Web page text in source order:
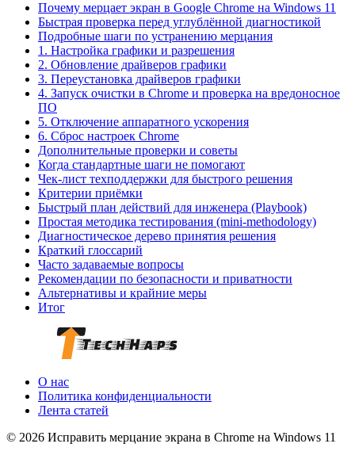
Почему мерцает экран в Google Chrome на Windows 11
Быстрая проверка перед углублённой диагностикой
Подробные шаги по устранению мерцания
1. Настройка графики и разрешения
2. Обновление драйверов графики
3. Переустановка драйверов графики
4. Запуск очистки в Chrome и проверка на вредоносное
ПО
5. Отключение аппаратного ускорения
6. Сброс настроек Chrome
Дополнительные проверки и советы
Когда стандартные шаги не помогают
Чек-лист техподдержки для быстрого решения
Критерии приёмки
Быстрый план действий для инженера (Playbook)
Простая методика тестирования (mini-methodology)
Диагностическое дерево принятия решения
Краткий глоссарий
Часто задаваемые вопросы
Рекомендации по безопасности и приватности
Альтернативы и крайние меры
Итог
О нас
Политика конфиденциальности
Лента статей
© 2026 Исправить мерцание экрана в Chrome на Windows 11